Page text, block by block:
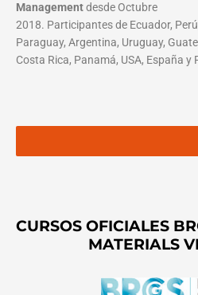
Managementdesde Octubre
2018. Participantes de Ecuador,
Paraguay, Argentina, Uruguay,
Costa Rica, Panamá, USA, España y
CURSOS OFICIALES
MATERIALS